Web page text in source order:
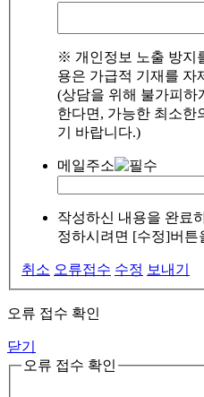
※ 개인정보 노출 방지
용은 가급적 기재를 자
(상담을 위해 불가피하
한다면, 가능한 최소한
기 바랍니다.)
메일주소
작성하신 내용을 완료
정하시려면 [수정]버튼
취소 오류접수 수정 보내기
오류 접수 확인
닫기
오류 접수 확인